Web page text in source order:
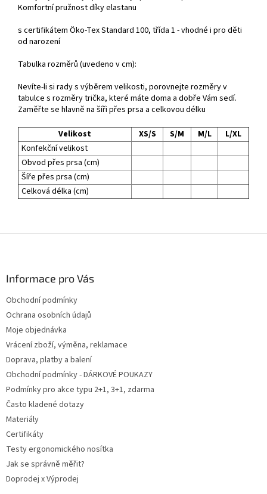
Komfortní pružnost díky elastanu
s certifikátem Öko-Tex Standard 100, třída 1 - vhodné i pro děti
od narození
Tabulka rozměrů (uvedeno v cm):
Nevíte-li si rady s výběrem velikosti, porovnejte rozměry v
tabulce s rozměry trička, které máte doma a dobře Vám sedí.
Zaměřte se hlavně na šíři přes prsa a celkovou délku
Velikost XS/S S/M M/L
L/XL
Konfekční velikost
Obvod přes prsa (cm)
Šíře přes prsa (cm)
Celková délka (cm)
Informace pro Vás
Obchodní podmínky
Ochrana osobních údajů
Moje objednávka
Vrácení zboží, výměna, reklamace
Doprava, platby a balení
Obchodní podmínky - DÁRKOVÉ POUKAZY
Podmínky pro akce typu 2+1, 3+1, zdarma
Často kladené dotazy
Materiály
Certifikáty
Testy ergonomického nosítka
Jak se správně měřit?
Doprodej x Výprodej